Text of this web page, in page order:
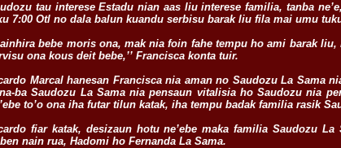
tau interese Estadu nian aas liu interese familia, tanba
7:00 Otl no dala balun kuandu serbisu barak liu fila mai umu
bebe moris ona, mak nia foin fahe tempu ho ami barak
ona kous deit bebe,’’ Francisca konta tuir.
Marcal hanesan Francisca nia aman no Saudozu La Sama
ba Saudozu La Sama nia pensaun vitalisia ho Saudozu nia
to’o ona iha futar tilun katak, iha tempu badak familia rasik
fiar katak, desizaun hotu ne’ebe maka familia Saudozu
nain rua, Hadomi ho Fernanda La Sama.